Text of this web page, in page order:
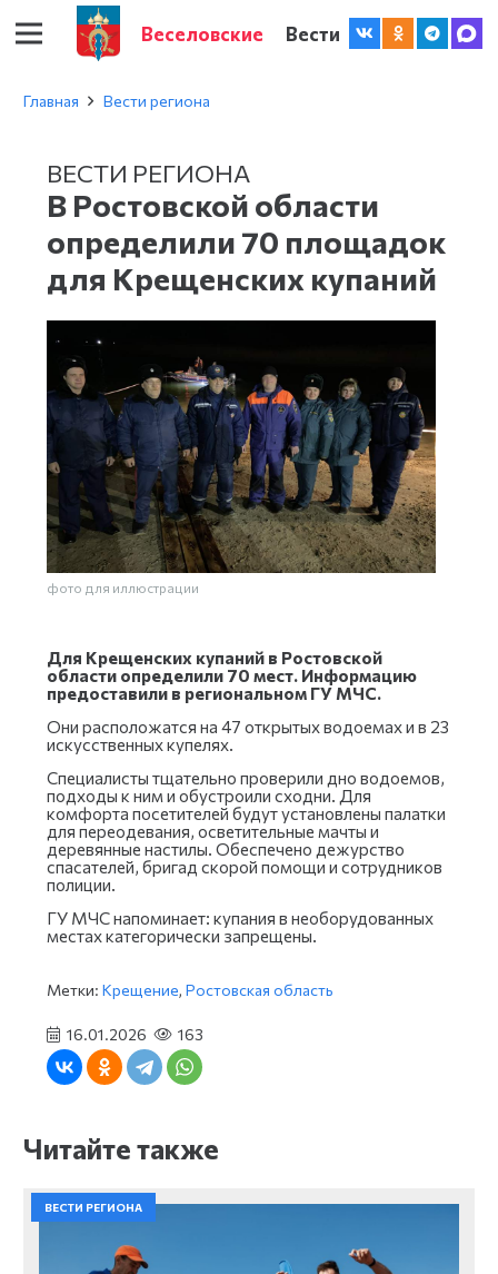
Веселовские Вести
Главная Вести региона
ВЕСТИ РЕГИОНА
В Ростовской области
определили 70 площадок
для Крещенских купаний
фото для иллюстрации
Для Крещенских купаний в Ростовской
области определили 70 мест. Информацию
предоставили в региональном ГУ МЧС.
Они расположатся на 47 открытых водоемах и в 23
искусственных купелях.
Специалисты тщательно проверили дно водоемов,
подходы к ним и обустроили сходни. Для
комфорта посетителей будут установлены палатки
для переодевания, осветительные мачты и
деревянные настилы. Обеспечено дежурство
спасателей, бригад скорой помощи и сотрудников
полиции.
ГУ МЧС напоминает: купания в необорудованных
местах категорически запрещены.
Метки: Крещение, Ростовская область
16.01.2026 163
Читайте также
ВЕСТИ РЕГИОНА